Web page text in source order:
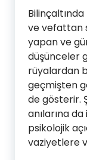
ve vefattan
yapan ve
düşünceler
rüyalardan
geçmişten
de gösterir.
anılarına
psikolojik
vaziyetlere